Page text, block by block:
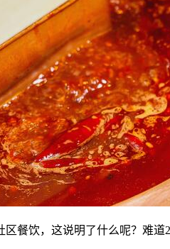
餐饮，这说明了什么呢？难道